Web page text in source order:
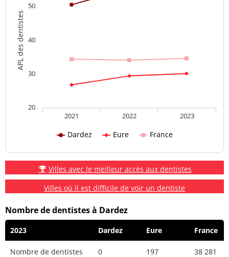
APL des dentistes
Dardez Eure France
2021 2022 2023
20
30
40
50
Villes avec le meilleur accès aux dentistes
Villes où il est difficile de voir un dentiste
Nombre de dentistes à Dardez
2023 Dardez Eure France
Nombre de dentistes 0 197 38 281